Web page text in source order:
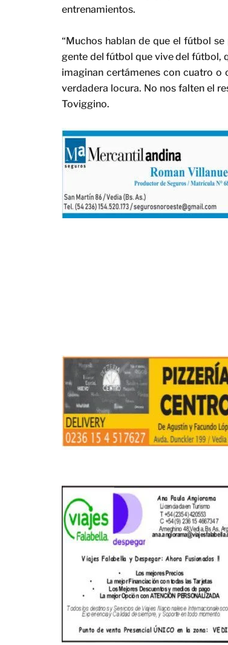
entrenamientos.
“Muchos hablan de que el fútbol
gente del fútbol que vive del fútbol,
imaginan certámenes con cuatro o
verdadera locura. No nos falten el
Toviggino.